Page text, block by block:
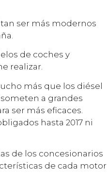
ser más modernos
de coches y
realizar.
más que los diésel
a grandes
ser más eficaces.
hasta 2017 ni
de los concesionarios
de cada motor